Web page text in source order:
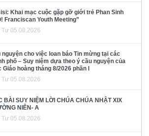
Khai mạc cuộc gặp gỡ giới trẻ Phan Sinh
Franciscan Youth Meeting”
Tư 05.08.2026
nguyện cho việc loan báo Tin mừng tại các
phố – Suy niệm dựa theo ý cầu nguyện của
hoàng tháng 8/2026 phần I
Tư 05.08.2026
BÀI SUY NIỆM LỜI CHÚA CHÚA NHẬT XIX
NIÊN- A
Tư 05.08.2026